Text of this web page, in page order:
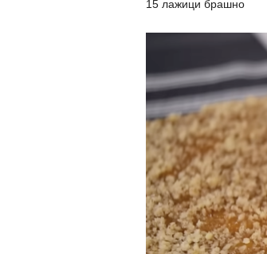
15 лажици брашно